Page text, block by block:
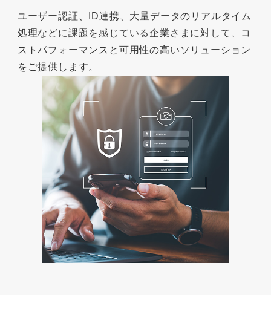
ユーザー認証、ID連携、大量データのリアルタイム
処理などに課題を感じている企業さまに対して、コ
ストパフォーマンスと可用性の高いソリューション
をご提供します。